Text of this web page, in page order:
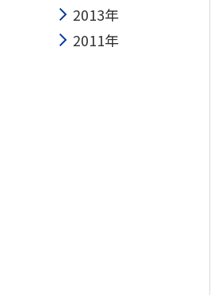
2013年
2011年